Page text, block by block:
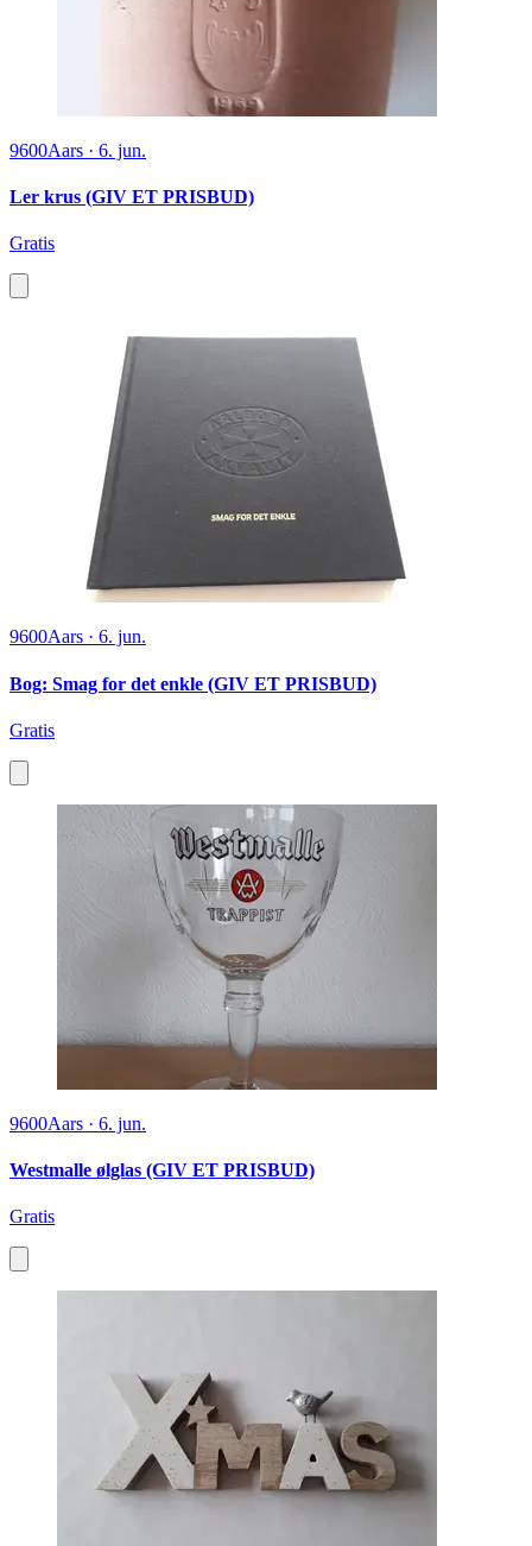
9600Aars · 6. jun.
Ler krus (GIV ET PRISBUD)
Gratis
9600Aars · 6. jun.
Bog: Smag for det enkle (GIV ET PRISBUD)
Gratis
9600Aars · 6. jun.
Westmalle ølglas (GIV ET PRISBUD)
Gratis